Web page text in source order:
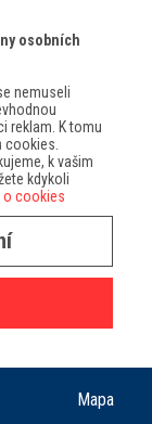
Mapa
osobních
nemuseli
reklam. K tomu
k vašim
kdykoli
o cookies